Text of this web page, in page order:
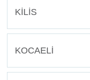
KİLİS
KOCAELİ